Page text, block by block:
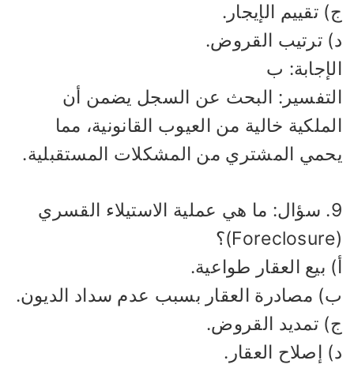
تقييم الإيجار.
ترتيب القروض.
ب
البحث عن السجل يضمن أن
خالية من العيوب القانونية، مما
المشتري من المشكلات المستقبلية.
9. سؤال: ما هي عملية الاستيلاء القسري
بيع العقار طواعية.
مصادرة العقار بسبب عدم سداد الديون.
تمديد القروض.
إصلاح العقار.